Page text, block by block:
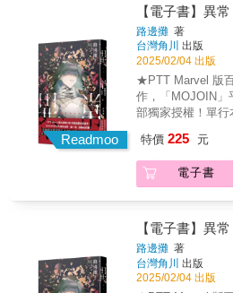
那個光明的世界
反顧地跳進出現在
「我」再次睜開眼
態。那裡是名為「
回去的世界截然
魔之身，此刻只是
懼。必須隱瞞自己
──©Harunohi
Ltd.
Readmoo
【電子書】異常
路邊攤 著
台灣角川 出版
2025/02/04 出版
★PTT Marvel 版
作，「MOJOIN」
部獨家授權！單
在對面的普通學
有人把柄的異常者
彬有個不為人知
圾來深入了解對
好。這一晚，他撞
垃圾，在她離去後
開後感受到他從未
藏著女體的斷肢
特價 225 元
電子書
【電子書】異常
路邊攤 著
台灣角川 出版
2025/02/04 出版